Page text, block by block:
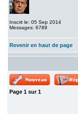
Inscrit le: 05 Sep 2014
Messages: 6789
Revenir en haut de page
Page 1 sur1